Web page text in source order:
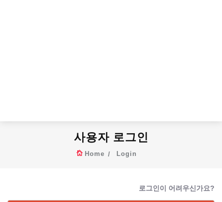
사용자 로그인
Home Login
로그인이 어려우신가요?